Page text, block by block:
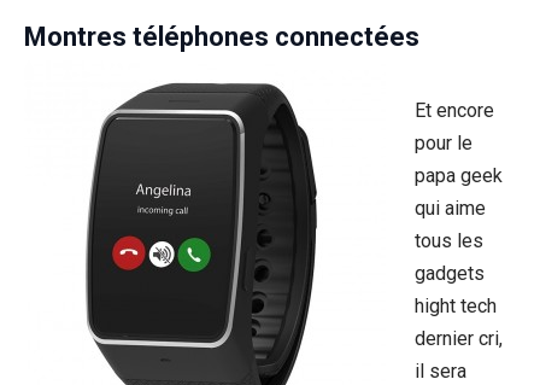
Montres téléphones connectées
Et encore
pour le
papa geek
qui aime
tous les
gadgets
hight tech
dernier cri,
il sera